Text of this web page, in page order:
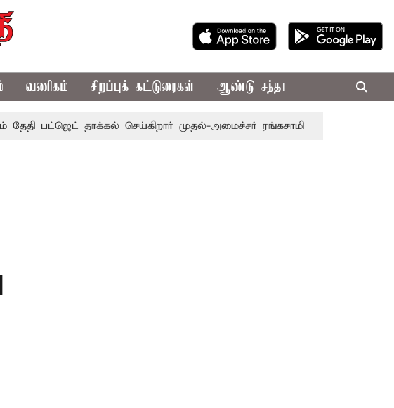
வணிகம் சிறப்புக் கட்டுரைகள் ஆண்டு சந்தா
பட்ஜெட் தாக்கல் செய்கிறார் முதல்-அமைச்சர் ரங்கசாமி எதிர்க்கட்சிகள்